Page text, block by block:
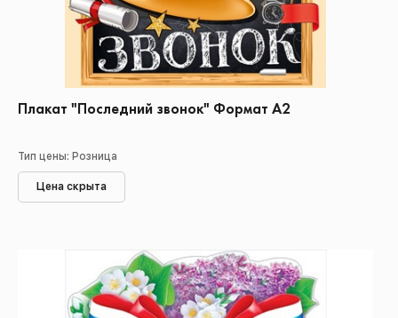
Плакат "Последний звонок" Формат А2
Тип цены: Розница
Цена скрыта